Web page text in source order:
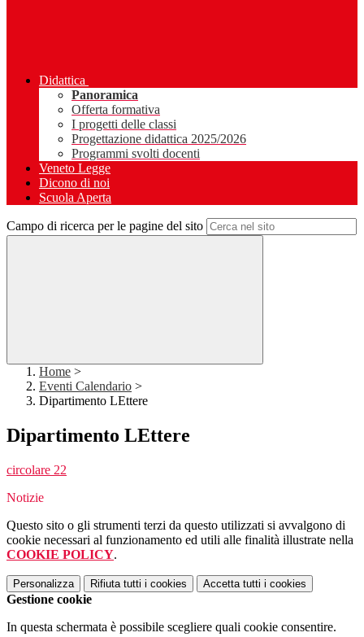
Didattica
Panoramica
Offerta formativa
I progetti delle classi
Progettazione didattica 2025/2026
Programmi svolti docenti
Veneto Legge
Dicono di noi
Scuola Aperta
Campo di ricerca per le pagine del sito
Home >
Eventi Calendario >
Dipartimento LEttere
Dipartimento LEttere
circolare 22
Notizie
Questo sito o gli strumenti terzi da questo utilizzati si avvalgono di
cookie necessari al funzionamento ed utili alle finalità illustrate nella
COOKIE POLICY.
Personalizza Rifiuta tutti i cookies Accetta tutti i cookies
Gestione cookie
In questa schermata è possibile scegliere quali cookie consentire.